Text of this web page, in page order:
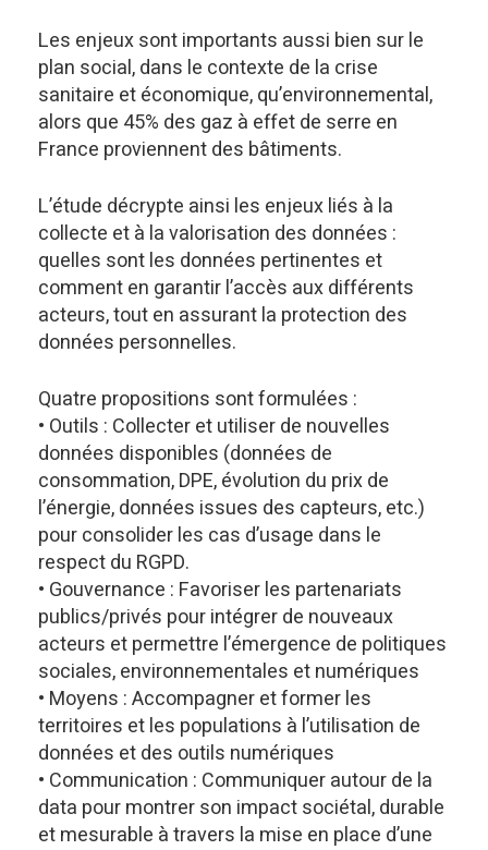
Les enjeux sont importants aussi bien sur le
plan social, dans le contexte de la crise
sanitaire et économique, qu’environnemental,
alors que 45% des gaz à effet de serre en
France proviennent des bâtiments.
L’étude décrypte ainsi les enjeux liés à la
collecte et à la valorisation des données :
quelles sont les données pertinentes et
comment en garantir l’accès aux différents
acteurs, tout en assurant la protection des
données personnelles.
Quatre propositions sont formulées :
• Outils : Collecter et utiliser de nouvelles
données disponibles (données de
consommation, DPE, évolution du prix de
l’énergie, données issues des capteurs, etc.)
pour consolider les cas d’usage dans le
respect du RGPD.
• Gouvernance : Favoriser les partenariats
publics/privés pour intégrer de nouveaux
acteurs et permettre l’émergence de politiques
sociales, environnementales et numériques
• Moyens : Accompagner et former les
territoires et les populations à l’utilisation de
données et des outils numériques
• Communication : Communiquer autour de la
data pour montrer son impact sociétal, durable
et mesurable à travers la mise en place d’une